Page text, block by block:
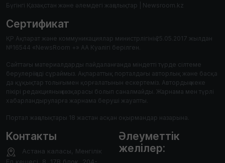
Бүгінгі Қазақстан және әлемдегі жаңалықтар | Newsroom.kz
Сертификат
ҚР Ақпарат және коммуникациялар министрлігінің 25.05.2017 жылдан
№16544 «NewsRoom +» АА Куәлігі берілген.
Сайттағы материалдарды пайдаланғанда міндетті түрде сілтеме
берулеріңізді сұраймыз. Ақпараттық порталдағы авторлық және басқа
да құқықтар толығымен қорғалатынын ескертеміз. Автордың жеке
пікірі редакцияның көзқарасы болып саналмайды. Жарнама мен түрлі
хабарландыруларға жарнама беруші жауапты.
Портал жаңалықтары 18 жастан асқан оқырмандар назарына.
Контакты
Астана каласы, Менгілік
Ел кешесі, 8, 17В блок, 204-
Әлеуметтік
желілер: